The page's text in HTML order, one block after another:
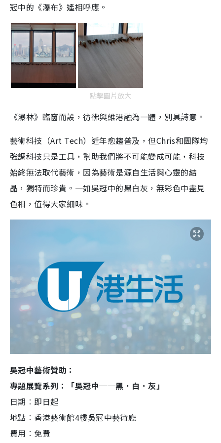
冠中的《瀑布》遙相呼應。
點擊圖片放大
《瀑林》臨窗而設，彷彿與維港融為一體，別具詩意。
藝術科技（Art Tech）近年愈趨普及，但Chris和團隊均
強調科技只是工具，幫助我們將不可能變成可能，科技
始終無法取代藝術，因為藝術是源自生活與心靈的結
晶，獨特而珍貴。一如吳冠中的黑白灰，無彩色中盡見
色相，值得大家細味。
吳冠中藝術贊助：
專題展覽系列：「吳冠中──黑．白．灰」
日期︰即日起
地點︰香港藝術館4樓吳冠中藝術廳
費用︰免費